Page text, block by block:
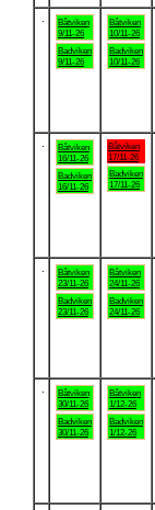
Båtviken
9/11-26
Badviken
9/11-26
Båtviken
10/11-26
Badviken
10/11-26
Båtviken
16/11-26
Badviken
16/11-26
Båtviken
17/11-26
Badviken
17/11-26
Båtviken
23/11-26
Badviken
23/11-26
Båtviken
24/11-26
Badviken
24/11-26
Båtviken
30/11-26
Badviken
30/11-26
Båtviken
1/12-26
Badviken
1/12-26